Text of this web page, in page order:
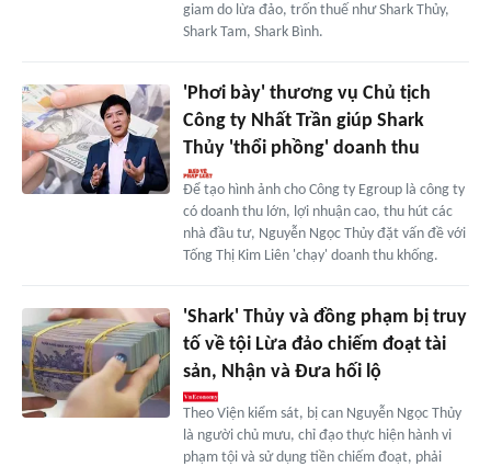
giam do lừa đảo, trốn thuế như Shark Thủy,
Shark Tam, Shark Bình.
'Phơi bày' thương vụ Chủ tịch
Công ty Nhất Trần giúp Shark
Thủy 'thổi phồng' doanh thu
Để tạo hình ảnh cho Công ty Egroup là công ty
có doanh thu lớn, lợi nhuận cao, thu hút các
nhà đầu tư, Nguyễn Ngọc Thủy đặt vấn đề với
Tống Thị Kim Liên 'chạy' doanh thu khống.
'Shark' Thủy và đồng phạm bị truy
tố về tội Lừa đảo chiếm đoạt tài
sản, Nhận và Đưa hối lộ
Theo Viện kiểm sát, bị can Nguyễn Ngọc Thủy
là người chủ mưu, chỉ đạo thực hiện hành vi
phạm tội và sử dụng tiền chiếm đoạt, phải